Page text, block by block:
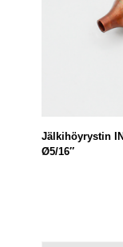
Jälkihöyrystin
Ø5/16″